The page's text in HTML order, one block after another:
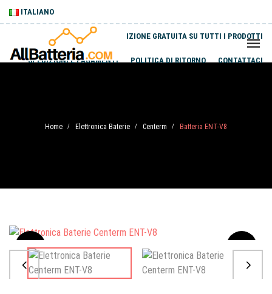
ITALIANO
SPEDIZIONE GRATUITA SU TUTTI I PRODOTTI
SPEDIZIONI E PAGAMENTI POLITICA DI RITORNO CONTATTACI
Home / Elettronica Baterie / Centerm / Batteria ENT-V8
Sale